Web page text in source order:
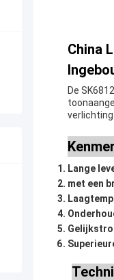
China
De
Lange
met een